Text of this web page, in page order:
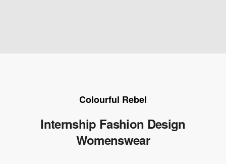
Colourful Rebel
Internship Fashion Design
Womenswear